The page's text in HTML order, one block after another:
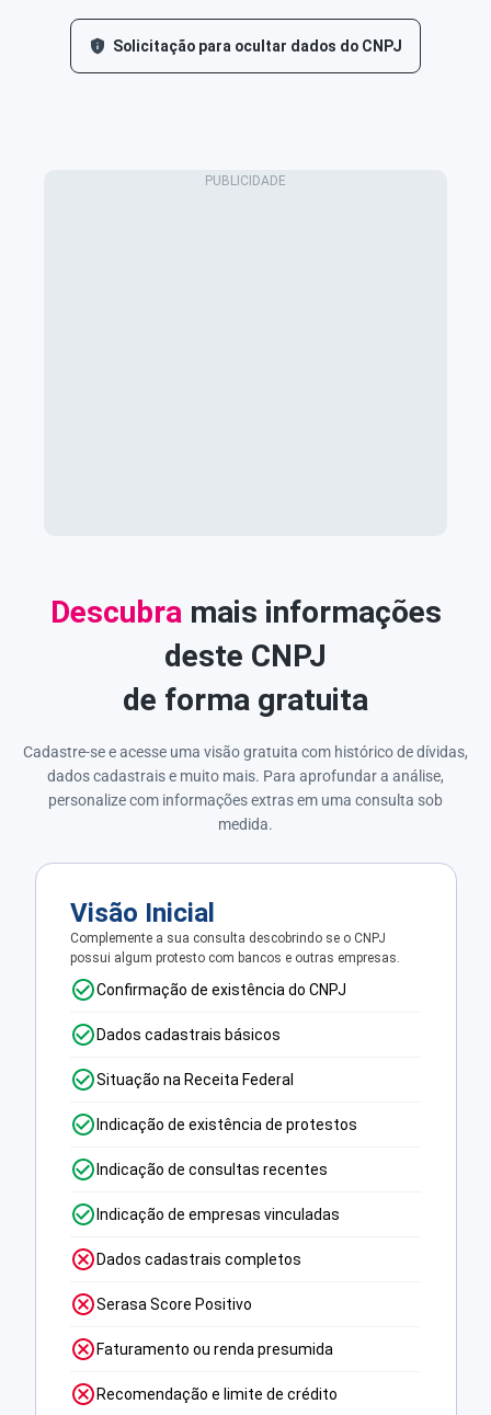
Solicitação para ocultar dados do CNPJ
Descubra mais informações
deste CNPJ
de forma gratuita
Cadastre-se e acesse uma visão gratuita com histórico de dívidas,
dados cadastrais e muito mais. Para aprofundar a análise,
personalize com informações extras em uma consulta sob
medida.
Visão Inicial
Complemente a sua consulta descobrindo se o CNPJ
possui algum protesto com bancos e outras empresas.
Confirmação de existência do CNPJ
Dados cadastrais básicos
Situação na Receita Federal
Indicação de existência de protestos
Indicação de consultas recentes
Indicação de empresas vinculadas
Dados cadastrais completos
Serasa Score Positivo
Faturamento ou renda presumida
Recomendação e limite de crédito